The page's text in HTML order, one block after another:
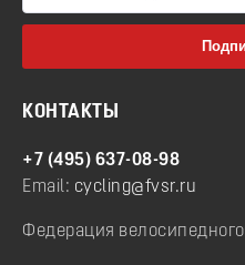
КОНТАКТЫ
+7 (495) 637-08-98
Email: cycling@fvsr.ru
Федерация